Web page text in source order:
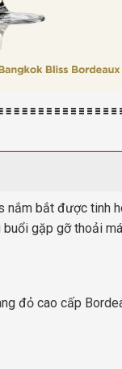
nắm bắt được tinh
gặp gỡ thoải
đỏ cao cấp